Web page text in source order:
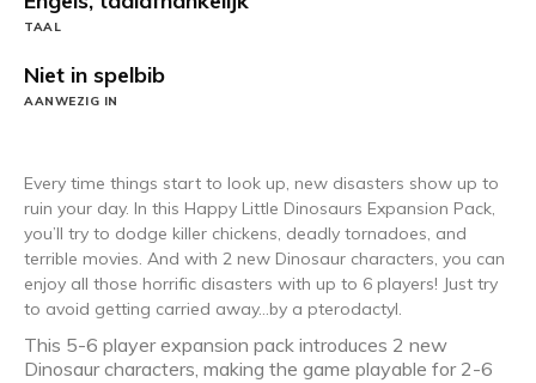
TAAL
Niet in spelbib
AANWEZIG IN
Every time things start to look up, new disasters show up to
ruin your day. In this Happy Little Dinosaurs Expansion Pack,
you’ll try to dodge killer chickens, deadly tornadoes, and
terrible movies. And with 2 new Dinosaur characters, you can
enjoy all those horrific disasters with up to 6 players! Just try
to avoid getting carried away…by a pterodactyl.
This 5-6 player expansion pack introduces 2 new
Dinosaur characters, making the game playable for 2-6